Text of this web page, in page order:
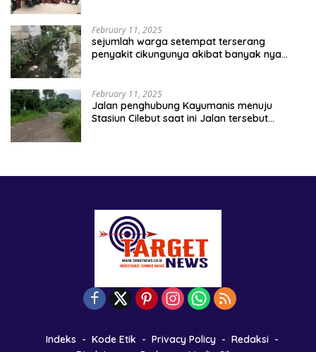
February 11, 2025
sejumlah warga setempat terserang
penyakit cikungunya akibat banyak nya
February 11, 2025
Jalan penghubung Kayumanis menuju
Stasiun Cilebut saat ini Jalan tersebut
Indeks Kode Etik Privacy Policy
Redaksi